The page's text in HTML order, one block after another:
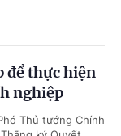
để thực hiện
nghiệp
Thủ tướng Chính